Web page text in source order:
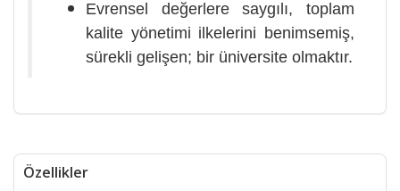
Evrensel değerlere saygılı, toplam
kalite yönetimi ilkelerini benimsemiş,
sürekli gelişen; bir üniversite olmaktır.
Özellikler